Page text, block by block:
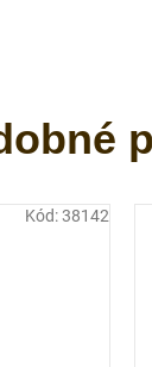
Kód:38142